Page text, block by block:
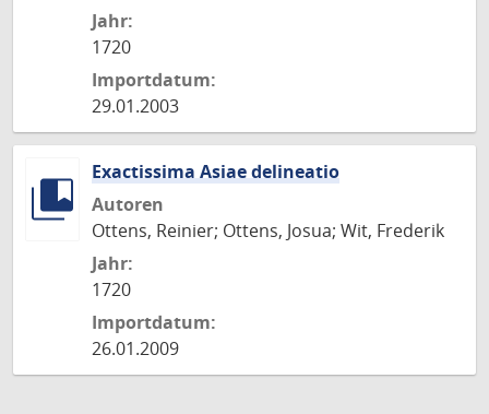
Jahr:
1720
Importdatum:
29.01.2003
Exactissima Asiae delineatio
Autoren
Ottens, Reinier; Ottens, Josua; Wit, Frederik
Jahr:
1720
Importdatum:
26.01.2009